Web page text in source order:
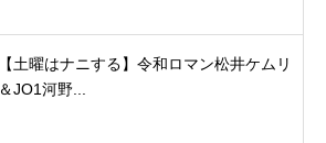
【土曜はナニする】令和ロマン松井ケムリ
＆JO1河野...